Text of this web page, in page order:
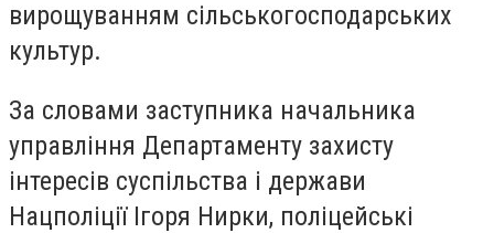
вирощуванням сільськогосподарських
культур.
За словами заступника начальника
управління Департаменту захисту
інтересів суспільства і держави
Нацполіції Ігоря Нирки, поліцейські